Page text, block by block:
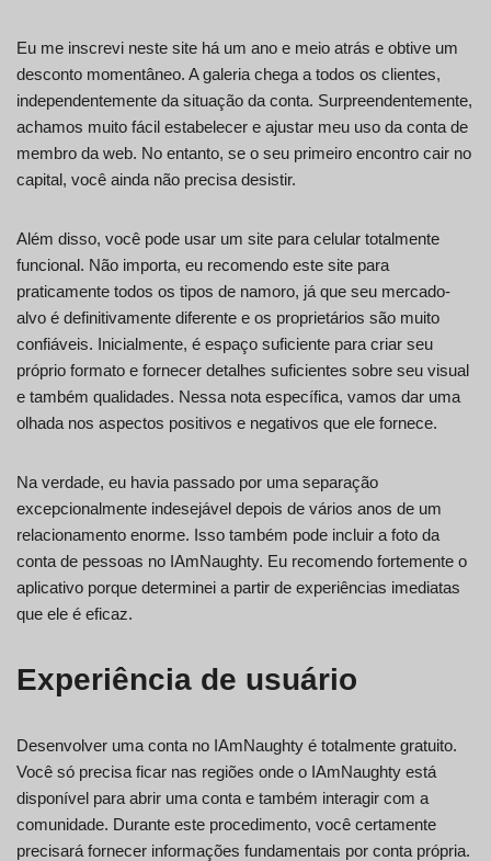
Eu me inscrevi neste site há um ano e meio atrás e obtive um
desconto momentâneo. A galeria chega a todos os clientes,
independentemente da situação da conta. Surpreendentemente,
achamos muito fácil estabelecer e ajustar meu uso da conta de
membro da web. No entanto, se o seu primeiro encontro cair no
capital, você ainda não precisa desistir.
Além disso, você pode usar um site para celular totalmente
funcional. Não importa, eu recomendo este site para
praticamente todos os tipos de namoro, já que seu mercado-
alvo é definitivamente diferente e os proprietários são muito
confiáveis. Inicialmente, é espaço suficiente para criar seu
próprio formato e fornecer detalhes suficientes sobre seu visual
e também qualidades. Nessa nota específica, vamos dar uma
olhada nos aspectos positivos e negativos que ele fornece.
Na verdade, eu havia passado por uma separação
excepcionalmente indesejável depois de vários anos de um
relacionamento enorme. Isso também pode incluir a foto da
conta de pessoas no IAmNaughty. Eu recomendo fortemente o
aplicativo porque determinei a partir de experiências imediatas
que ele é eficaz.
Experiência de usuário
Desenvolver uma conta no IAmNaughty é totalmente gratuito.
Você só precisa ficar nas regiões onde o IAmNaughty está
disponível para abrir uma conta e também interagir com a
comunidade. Durante este procedimento, você certamente
precisará fornecer informações fundamentais por conta própria.